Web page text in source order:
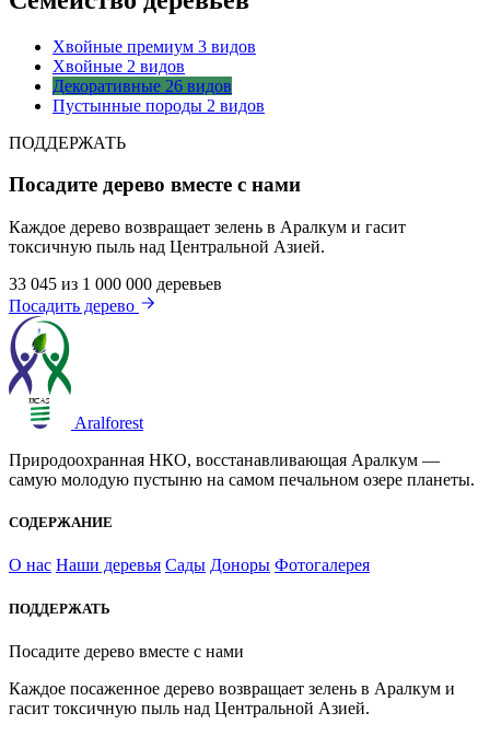
Хвойные премиум 3 видов
Хвойные 2 видов
Декоративные 26 видов
Пустынные породы 2 видов
ПОДДЕРЖАТЬ
Посадите дерево вместе с нами
Каждое дерево возвращает зелень в Аралкум и гасит
токсичную пыль над Центральной Азией.
33 045 из 1 000 000 деревьев
Посадить дерево
Aralforest
Природоохранная НКО, восстанавливающая Аралкум —
самую молодую пустыню на самом печальном озере планеты.
СОДЕРЖАНИЕ
О нас Наши деревья Сады Доноры Фотогалерея
ПОДДЕРЖАТЬ
Посадите дерево вместе с нами
Каждое посаженное дерево возвращает зелень в Аралкум и
гасит токсичную пыль над Центральной Азией.